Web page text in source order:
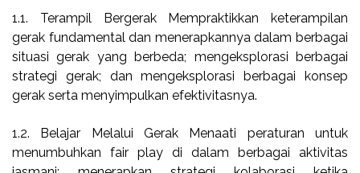
1.1. Terampil Bergerak Mempraktikkan keterampilan
gerak fundamental dan menerapkannya dalam berbagai
situasi gerak yang berbeda; mengeksplorasi berbagai
strategi gerak; dan mengeksplorasi berbagai konsep
gerak serta menyimpulkan efektivitasnya.
1.2. Belajar Melalui Gerak Menaati peraturan untuk
menumbuhkan fair play di dalam berbagai aktivitas